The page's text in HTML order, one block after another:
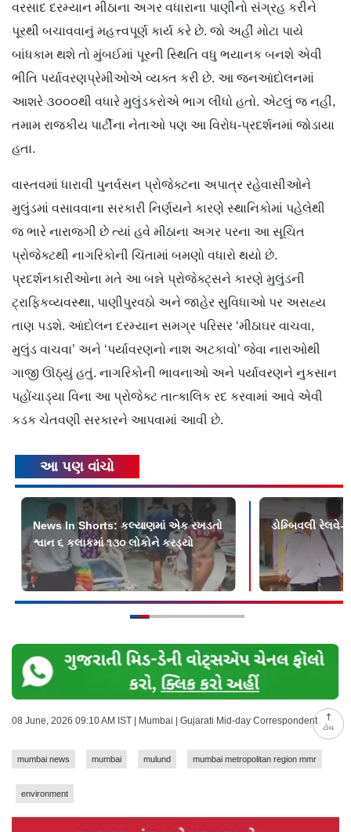
ટોચ
વરસાદ દરમ્યાન મીઠાના અગર વધારાના પાણીનો સંગ્રહ કરીને
પૂરથી બચાવવાનું મહત્ત્વપૂર્ણ કાર્ય કરે છે. જો અહીં મોટા પાયે
બાંધકામ થશે તો મુંબઈમાં પૂરની સ્થિતિ વધુ ભયાનક બનશે એવી
ભીતિ પર્યાવરણપ્રેમીઓએ વ્યક્ત કરી છે. આ જનઆંદોલનમાં
આશરે ૩૦૦૦થી વધારે મુલુંડકરોએ ભાગ લીધો હતો. એટલું જ નહીં,
તમામ રાજકીય પાર્ટીના નેતાઓ પણ આ વિરોધ-પ્રદર્શનમાં જોડાયા
હતા.
વાસ્તવમાં ધારાવી પુનર્વસન પ્રોજેક્ટના અપાત્ર રહેવાસીઓને
મુલુંડમાં વસાવવાના સરકારી નિર્ણયને કારણે સ્થાનિકોમાં પહેલેથી
જ ભારે નારાજગી છે ત્યાં હવે મીઠાના અગર પરના આ સૂચિત
પ્રોજેક્ટથી નાગરિકોની ચિંતામાં બમણો વધારો થયો છે.
પ્રદર્શનકારીઓના મતે આ બન્ને પ્રોજેક્ટ્સને કારણે મુલુંડની
ટ્રાફિકવ્યવસ્થા, પાણીપુરવઠો અને જાહેર સુવિધાઓ પર અસહ્ય
તાણ પડશે. આંદોલન દરમ્યાન સમગ્ર પરિસર ‘મીઠાઘર વાચવા,
મુલુંડ વાચવા’ અને ‘પર્યાવરણનો નાશ અટકાવો’ જેવા નારાઓથી
ગાજી ઊઠ્યું હતું. નાગરિકોની ભાવનાઓ અને પર્યાવરણને નુકસાન
પહોંચાડ્યા વિના આ પ્રોજેક્ટ તાત્કાલિક રદ કરવામાં આવે એવી
કડક ચેતવણી સરકારને આપવામાં આવી છે.
આ પણ વાંચો
News In Shorts: કલ્યાણમાં એક રખડતો
શ્વાન ૬ કલાકમાં ૧૩૦ લોકોને કરડ્યો
ડોમ્બિવલી રેલવે-
08 June, 2026 09:10 AM IST | Mumbai | Gujarati Mid-day Correspondent
mumbai news mumbai mulund mumbai metropolitan region mmr
environment